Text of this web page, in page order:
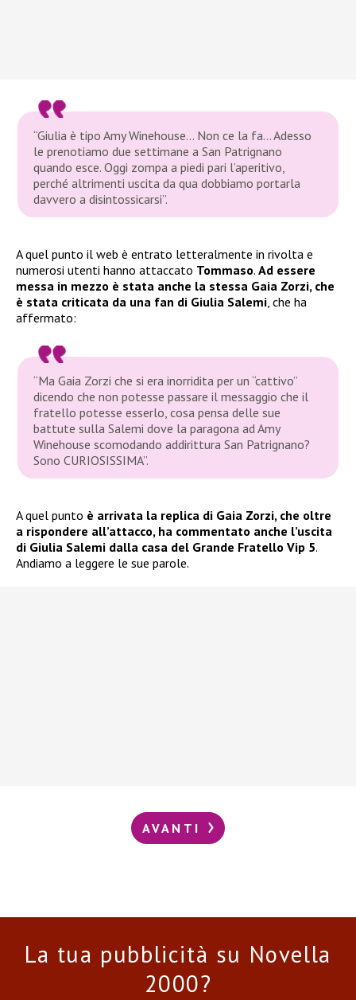
“Giulia è tipo Amy Winehouse… Non ce la fa… Adesso
le prenotiamo due settimane a San Patrignano
quando esce. Oggi zompa a piedi pari l’aperitivo,
perché altrimenti uscita da qua dobbiamo portarla
davvero a disintossicarsi”.
A quel punto il web è entrato letteralmente in rivolta e
numerosi utenti hanno attaccato Tommaso. Ad essere
messa in mezzo è stata anche la stessa Gaia Zorzi, che
è stata criticata da una fan di Giulia Salemi , che ha
affermato:
“Ma Gaia Zorzi che si era inorridita per un “cattivo”
dicendo che non potesse passare il messaggio che il
fratello potesse esserlo, cosa pensa delle sue
battute sulla Salemi dove la paragona ad Amy
Winehouse scomodando addirittura San Patrignano?
Sono CURIOSISSIMA”.
A quel punto è arrivata la replica di Gaia Zorzi, che oltre
a rispondere all’attacco, ha commentato anche l’uscita
di Giulia Salemi dalla casa del Grande Fratello Vip 5.
Andiamo a leggere le sue parole.
AVANTI
La tua pubblicità su Novella
2000?